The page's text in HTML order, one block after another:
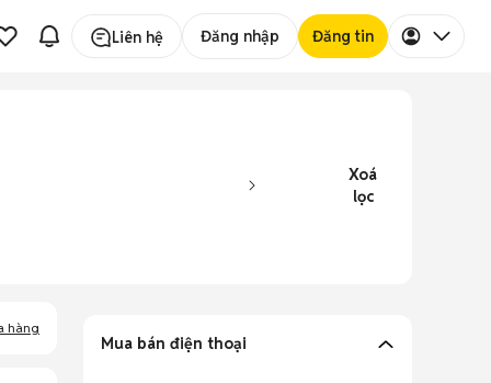
Liên hệ Đăng nhập Đăng tin
Xoá
lọc
hàng
Mua bán điện thoại